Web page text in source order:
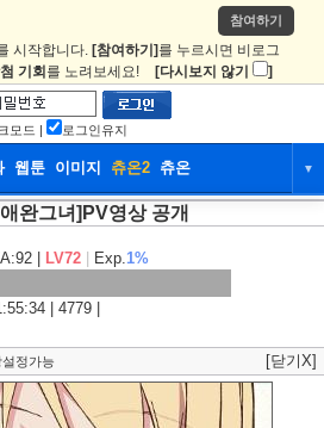
참여하기
시작합니다. [참여하기] 를 누르시면 비로그
기회 를 노려보세요! [다시보지 않기 ]
모드 | 로그인유지
웹툰 이미지 츄온2 츄온 ▼
커뮤니티
츄온2
완그녀]PV영상 공개
| LV72 Exp.1%
| 4779 |
정가능 [닫기X]